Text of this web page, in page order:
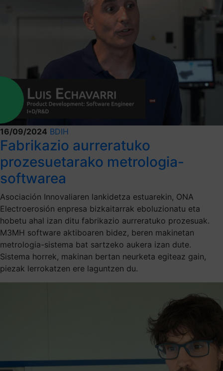
16/09/2024 BDIH
Fabrikazio aurreratuko
prozesuetarako metrologia-
softwarea
Asociación Innovaliaren lankidetza estuarekin, ONA
Electroerosión enpresa bizkaitarrak eboluzionatu eta
hobetu ahal izan ditu fabrikazio aurreratuko prozesuak.
M3MH software aktiboaren bidez, beren makinetan
metrologia-sistema bat sartzeko aukera izan dute.
Sistema horrek, makinan bertan neurketa egiteaz gain,
piezak lerrokatzen ere laguntzen du.